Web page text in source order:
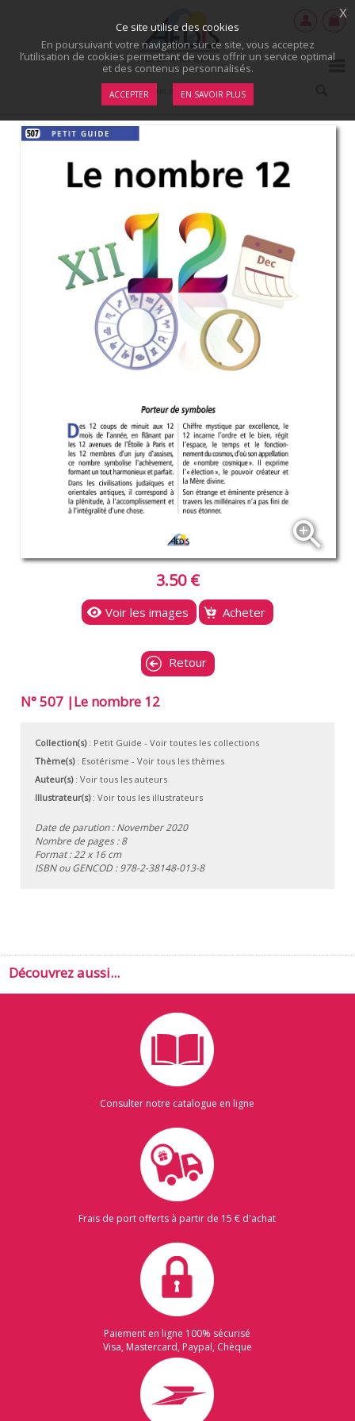
zoom_in
3.50 €
Voir les images Acheter
Retour
N° 507 |Le nombre 12
Collection(s): Petit Guide - Voir toutes les collections
Thème(s): Esotérisme - Voir tous les thèmes
Auteur(s): Voir tous les auteurs
Illustrateur(s): Voir tous les illustrateurs
Date de parution : November 2020
Nombre de pages : 8
Format : 22 x 16 cm
ISBN ou GENCOD :978-2-38148-013-8
Découvrez aussi...
Consulter notre catalogue en ligne
Frais de port offerts à partir de 15 € d'achat
Paiement en ligne 100% sécurisé
Visa, Mastercard, Paypal, Chèque
Ce site utilise des cookies
En poursuivant votre navigation sur ce site, vous acceptez
l’utilisation de cookies permettant de vous offrir un service optimal
et des contenus personnalisés.
ACCEPTER EN SAVOIR PLUS
x